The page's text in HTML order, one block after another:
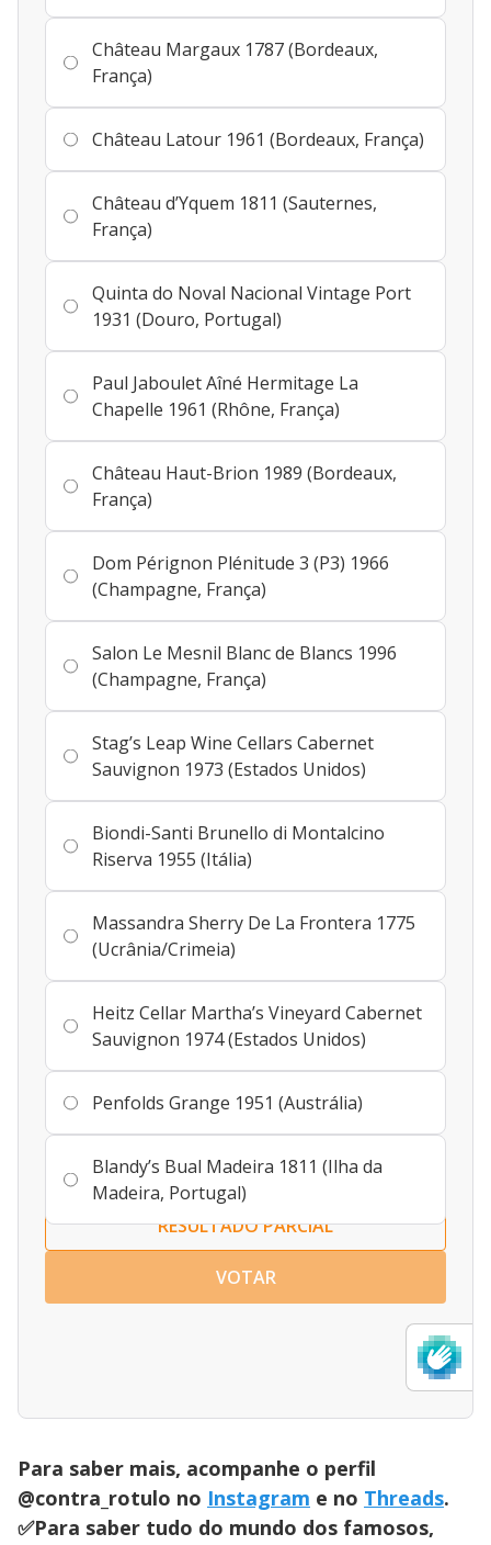
Château Margaux 1787 (Bordeaux,
França)
Château Latour 1961 (Bordeaux, França)
Château d’Yquem 1811 (Sauternes,
França)
Quinta do Noval Nacional Vintage Port
1931 (Douro, Portugal)
Paul Jaboulet Aîné Hermitage La
Chapelle 1961 (Rhône, França)
Château Haut-Brion 1989 (Bordeaux,
França)
Dom Pérignon Plénitude 3 (P3) 1966
(Champagne, França)
Salon Le Mesnil Blanc de Blancs 1996
(Champagne, França)
Stag’s Leap Wine Cellars Cabernet
Sauvignon 1973 (Estados Unidos)
Biondi-Santi Brunello di Montalcino
Riserva 1955 (Itália)
Massandra Sherry De La Frontera 1775
(Ucrânia/Crimeia)
Heitz Cellar Martha’s Vineyard Cabernet
Sauvignon 1974 (Estados Unidos)
Penfolds Grange 1951 (Austrália)
Blandy’s Bual Madeira 1811 (Ilha da
Madeira, Portugal)
RESULTADO PARCIAL
VOTAR
Para saber mais, acompanhe o perfil
@contra_rotulo no Instagram e no Threads.
✅Para saber tudo do mundo dos famosos,